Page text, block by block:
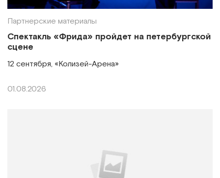
Партнерские материалы
Спектакль «Фрида» пройдет на петербургской
сцене
12 сентября, «Колизей-Арена»
01.08.2026